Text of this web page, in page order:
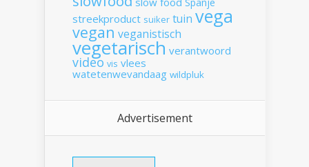
streekproduct suiker tuin vega
vegan veganistisch
vegetarisch verantwoord
video vis vlees
watetenwevandaag wildpluk
Advertisement